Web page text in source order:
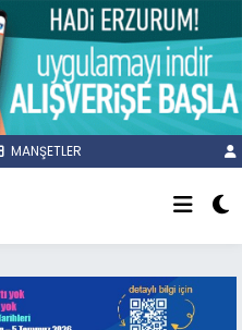
MANŞETLER